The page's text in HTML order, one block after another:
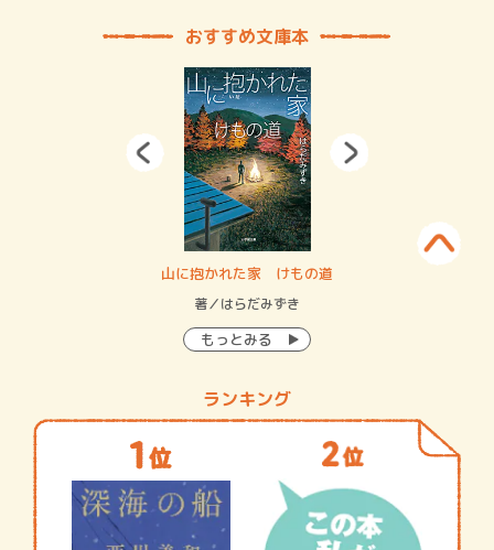
おすすめ文庫本
山に抱かれた家 けもの道
著／はらだみずき
もっとみる
ランキング